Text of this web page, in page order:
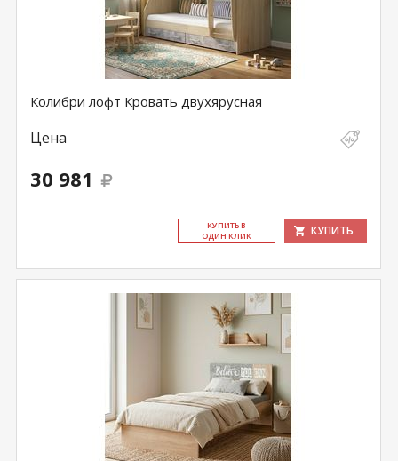
Колибри лофт Кровать двухярусная
Цена
30 981
КУ­ПИТЬ В
ОДИН КЛИК
КУПИТЬ